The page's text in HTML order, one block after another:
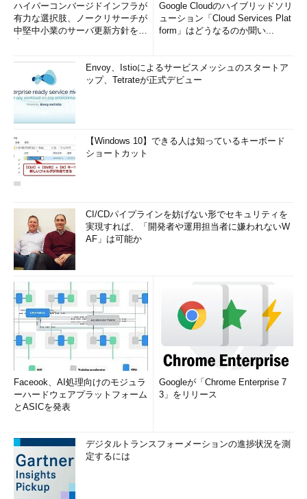
ハイパーコンバージドインフラが
有力な選択肢、ノークリサーチが
中堅中小業のサーバ更新方針を調
Google Cloudのハイブリッドソリ
ューション「Cloud Services Plat
form」はどうなるのか聞い...
Envoy、Istioによるサービスメッシュのスタートア
ップ、Tetrateが正式デビュー
【Windows 10】できる人は知っているキーボード
ショートカット
CI/CDパイプラインを妨げない形でセキュリティを
実現すれば、「開発者や運用担当者に嫌われないW
AF」は可能か
Faceook、AI処理向けのモジュラ
ーハードウェアプラットフォーム
とASICを発表
Googleが「Chrome Enterprise 7
3」をリリース
デジタルトランスフォーメーションの進捗状況を測
定するには